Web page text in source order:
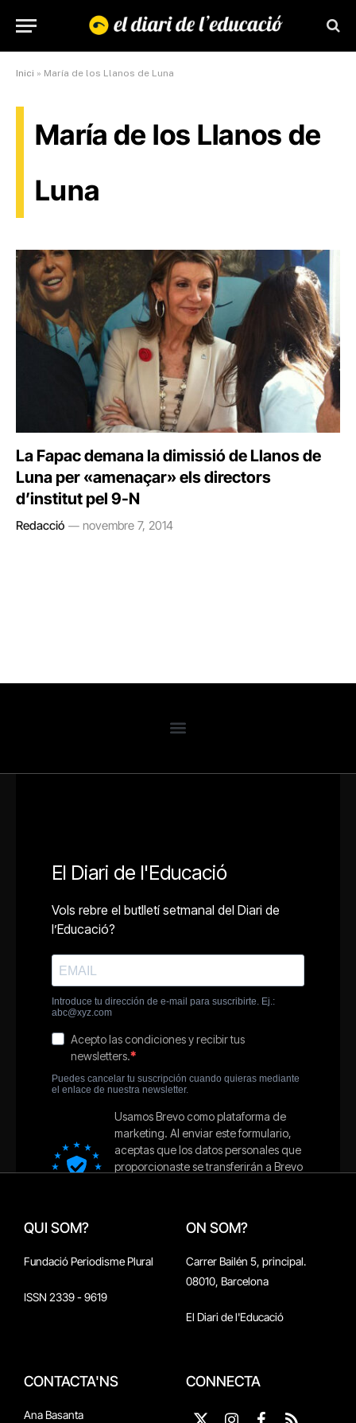
Inici » María de los Llanos de Luna
María de los Llanos de
Luna
La Fapac demana la dimissió de Llanos de
Luna per «amenaçar» els directors
d’institut pel 9-N
Redacció novembre 7, 2014
QUI SOM?
Fundació Periodisme Plural
ISSN 2339 - 9619
ON SOM?
Carrer Bailén 5, principal.
08010, Barcelona
El Diari de l'Educació
CONTACTA'NS
Ana Basanta
CONNECTA